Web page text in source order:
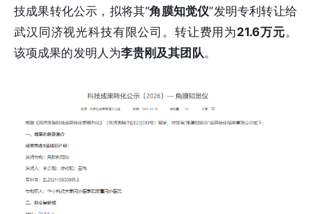
技成果转化公示，拟将其“角膜知觉仪”发明专利转让给
武汉同济视光科技有限公司。转让费用为21.6万元。
该项成果的发明人为李贵刚及其团队。